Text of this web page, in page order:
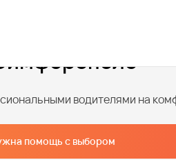
водителями на
помощь с выбором